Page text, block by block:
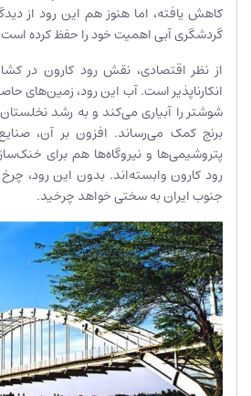
کاهش یافته، اما هنوز هم این رود از
گردشگری آبی اهمیت خود را حفظ کرده
از نظر اقتصادی، نقش رود کارون در
انکارناپذیر است. آب این رود، زمین‌های
شوشتر را آبیاری می‌کند و به رشد
برنج کمک می‌رساند. افزون بر آن، صنایع
پتروشیمی‌ها و نیروگاه‌ها هم برای
رود کارون وابسته‌اند. بدون این رود،
جنوب ایران به سختی خواهد چرخید.